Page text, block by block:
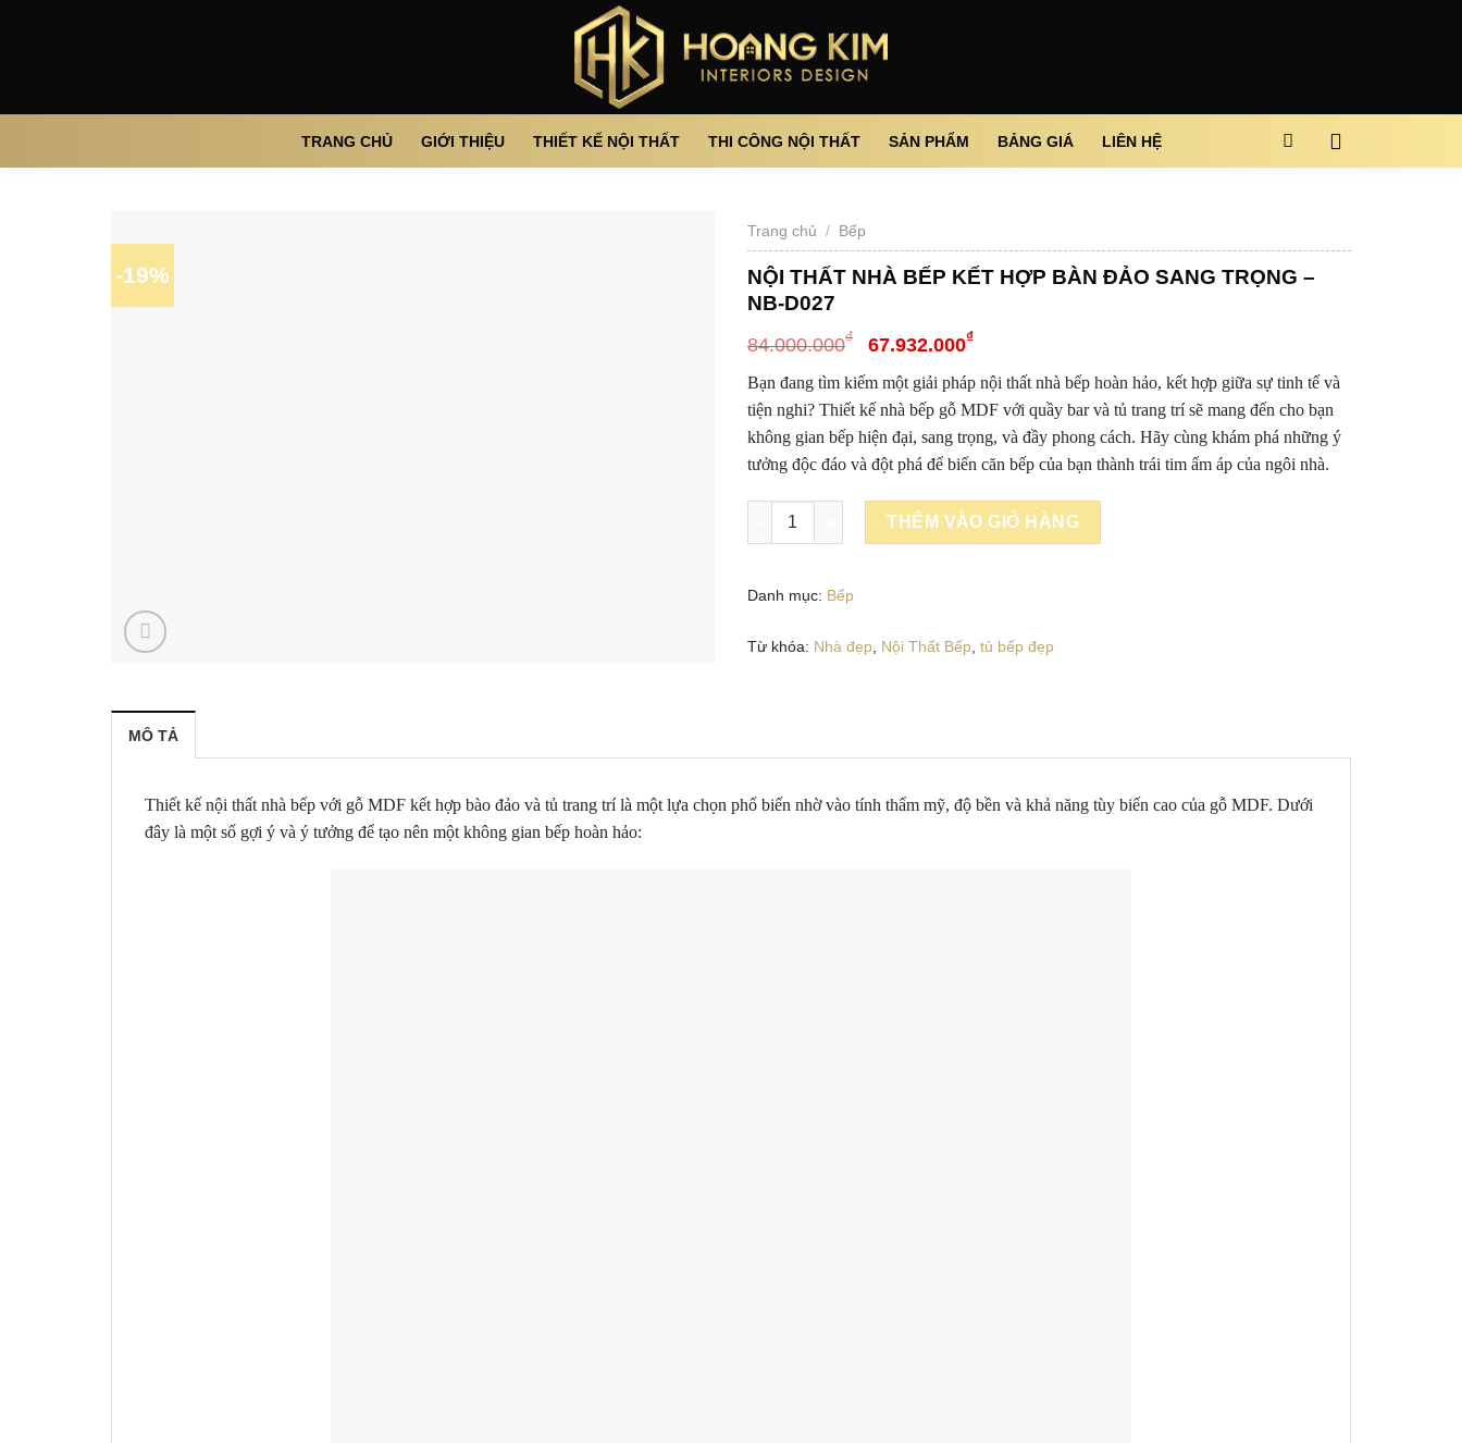
TRANG CHỦ GIỚI THIỆU THIẾT KẾ NỘI THẤT THI CÔNG NỘI THẤT SẢN PHẨM BẢNG GIÁ LIÊN HỆ
-19%
Trang chủ / Bếp
NỘI THẤT NHÀ BẾP KẾT HỢP BÀN ĐẢO SANG TRỌNG –
NB-D027
84.000.000₫ 67.932.000₫
Bạn đang tìm kiếm một giải pháp nội thất nhà bếp hoàn hảo, kết hợp giữa sự tinh tế và
tiện nghi? Thiết kế nhà bếp gỗ MDF với quầy bar và tủ trang trí sẽ mang đến cho bạn
không gian bếp hiện đại, sang trọng, và đầy phong cách. Hãy cùng khám phá những ý
tưởng độc đáo và đột phá để biến căn bếp của bạn thành trái tim ấm áp của ngôi nhà.
NỘI THẤT NHÀ BẾP KẾT HỢP BÀN ĐẢO SANG TRỌNG - NB-D027 số lượng
THÊM VÀO GIỎ HÀNG
Danh mục: Bếp
Từ khóa: Nhà đẹp Nội Thất Bếp tủ bếp đẹp
MÔ TẢ
Thiết kế nội thất nhà bếp với gỗ MDF kết hợp bào đảo và tủ trang trí là một lựa chọn phổ biến nhờ vào tính thẩm mỹ, độ bền và khả năng tùy biến cao của gỗ MDF. Dưới
đây là một số gợi ý và ý tưởng để tạo nên một không gian bếp hoàn hảo: